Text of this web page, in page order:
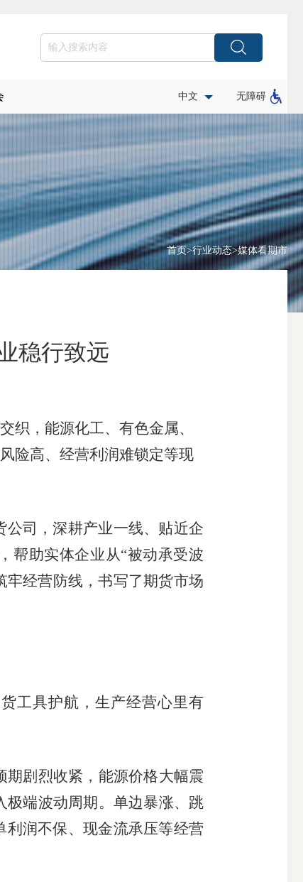
中文 无障碍
首页>行业动态>媒体看期市
稳行致远
织，能源化工、有色金属、
险高、经营利润难锁定等现
司，深耕产业一线、贴近企
助实体企业从“被动承受波
牢经营防线，书写了期货市场
工具护航，生产经营心里有
剧烈收紧，能源价格大幅震
极端波动周期。单边暴涨、跳
润不保、现金流承压等经营